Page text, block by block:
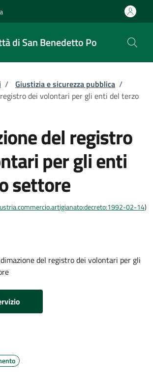
di San Benedetto Po
pane
/ Giustizia e sicurezza pubblica /
dei volontari per gli enti del terzo
del registro
per gli enti
settore
02-14)
del registro dei volontari per gli